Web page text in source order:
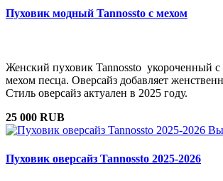
Пуховик модный Tannossto с мехом
Женский пуховик Tannossto укороченный
мехом песца. Оверсайз добавляет
Стиль оверсайз актуален в 2025 году.
25 000 RUB
Пуховик оверсайз Tannossto 2025-2026